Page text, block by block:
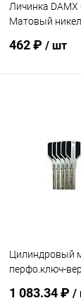
Личинка
Матовый
462 ₽ / шт
Купить в 1
В избранное
Цилиндровый
перфо.ключ-
1 083.34 ₽ /